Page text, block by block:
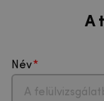
A
Név